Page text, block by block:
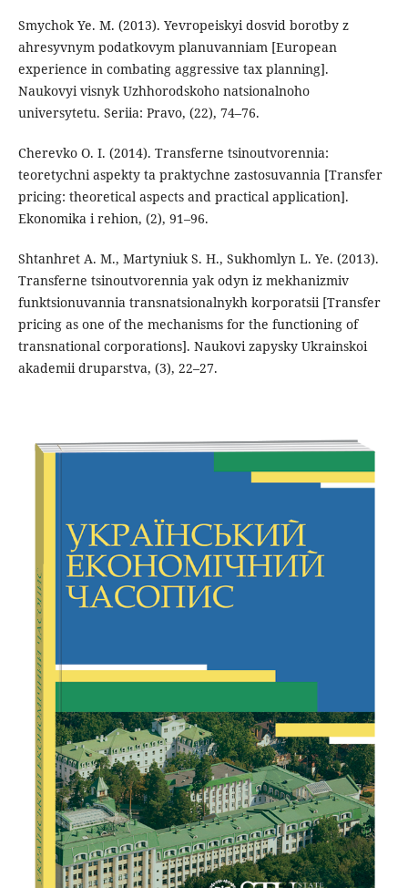
Smychok Ye. M. (2013). Yevropeiskyi dosvid borotby z
ahresyvnym podatkovym planuvanniam [European
experience in combating aggressive tax planning].
Naukovyi visnyk Uzhhorodskoho natsionalnoho
universytetu. Seriia: Pravo, (22), 74–76.
Cherevko O. I. (2014). Transferne tsinoutvorennia:
teoretychni aspekty ta praktychne zastosuvannia [Transfer
pricing: theoretical aspects and practical application].
Ekonomika i rehion, (2), 91–96.
Shtanhret A. M., Martyniuk S. H., Sukhomlyn L. Ye. (2013).
Transferne tsinoutvorennia yak odyn iz mekhanizmiv
funktsionuvannia transnatsionalnykh korporatsii [Transfer
pricing as one of the mechanisms for the functioning of
transnational corporations]. Naukovi zapysky Ukrainskoi
akademii druparstva, (3), 22–27.